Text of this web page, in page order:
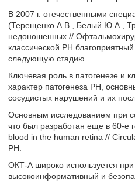
В 2007 г. отечественными
(Терещенко А.В., Белый Ю.А.,
недоношенных //
классической РН
следующую стадию.
Ключевая роль в патогенезе и
характер патогенеза РН,
сосудистых нарушений и их
Основным исследованием при
что был разработан еще в 60-е
blood in the human retina //
РН.
ОКТ-А широко используется
высокоинформативный и